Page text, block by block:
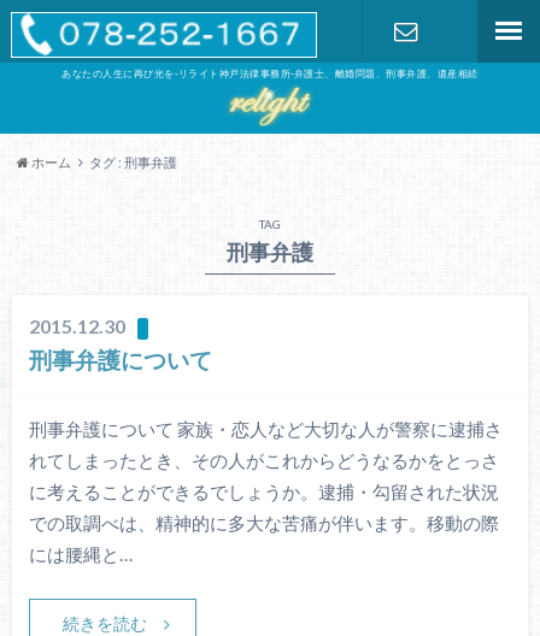
あなたの人生に再び光を-リライト神戸法律事務所-弁護士、離婚問題、刑事弁護、遺産相続
ホーム タグ : 刑事弁護
TAG
刑事弁護
2015.12.30
刑事弁護について
刑事弁護について 家族・恋人など大切な人が警察に逮捕さ
れてしまったとき、その人がこれからどうなるかをとっさ
に考えることができるでしょうか。逮捕・勾留された状況
での取調べは、精神的に多大な苦痛が伴います。移動の際
には腰縄と…
続きを読む